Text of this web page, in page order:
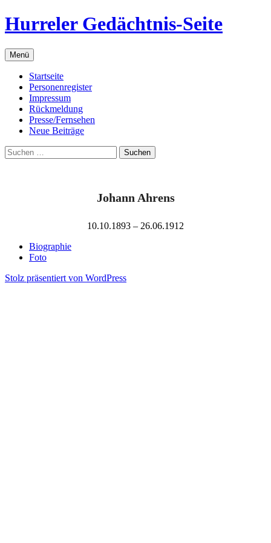
Zum
Inhalt
Hurreler Gedächtnis-Seite
Menü
Startseite
Personenregister
Impressum
Rückmeldung
Presse/Fernsehen
Neue Beiträge
Suchen
nach:
Johann Ahrens
10.10.1893 – 26.06.1912
Biographie
Foto
Stolz präsentiert von WordPress